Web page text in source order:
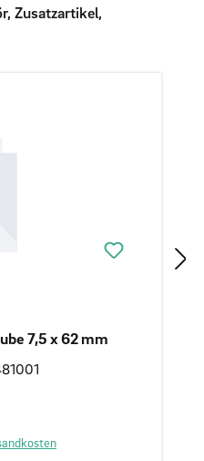
Zusatzartikel,
7,5 x 62 mm